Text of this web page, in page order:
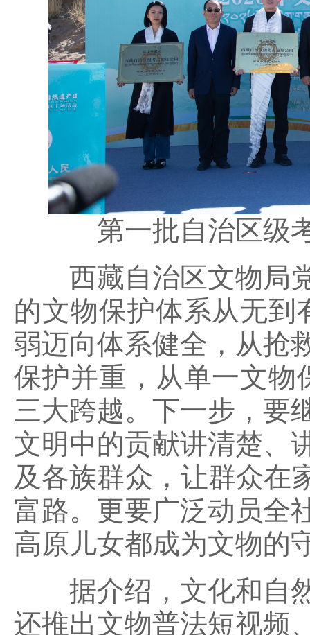
第一批自治区级
西藏自治区文物局
的文物保护体系从无到
弱迈向体系健全，从抢
保护并重，从单一文物
三大跨越。下一步，要
文明中的贡献讲清楚、
及各族群众，让群众在
富路。更要广泛动员全
高原儿女都成为文物的
据介绍， 文化和自
还推出文物普法短视频